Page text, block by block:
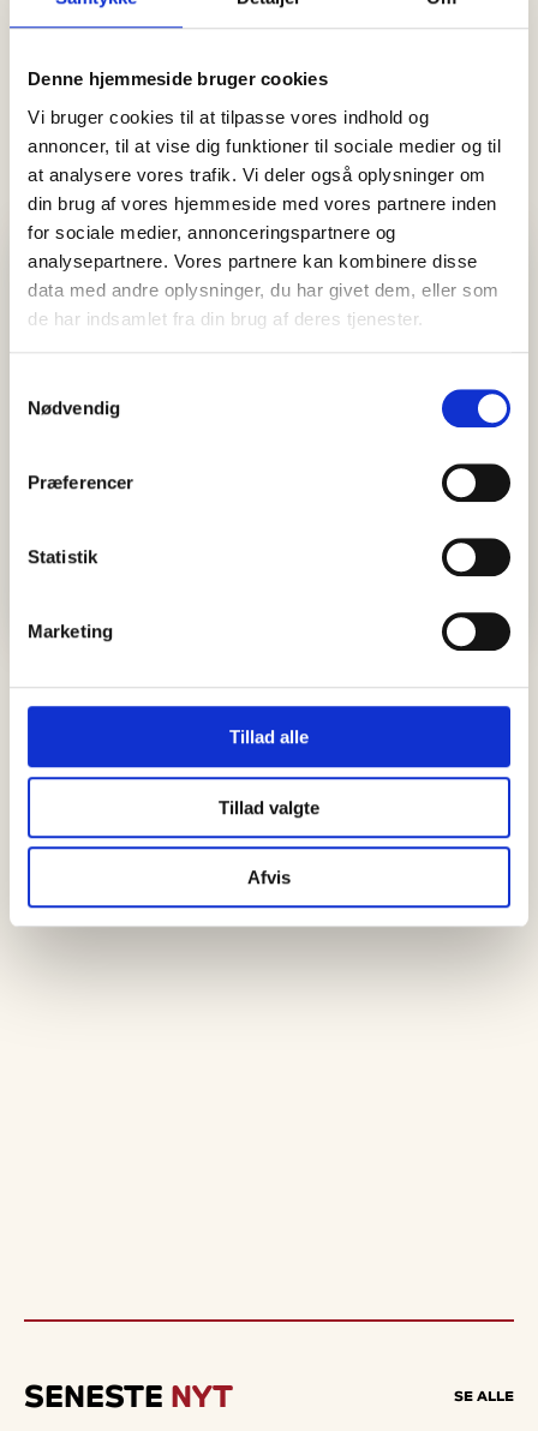
Denne hjemmeside bruger cookies
Vi bruger cookies til at tilpasse vores indhold og
annoncer, til at vise dig funktioner til sociale medier og til
at analysere vores trafik. Vi deler også oplysninger om
din brug af vores hjemmeside med vores partnere inden
for sociale medier, annonceringspartnere og
analysepartnere. Vores partnere kan kombinere disse
data med andre oplysninger, du har givet dem, eller som
de har indsamlet fra din brug af deres tjenester.
Nødvendig
Præferencer
Statistik
Marketing
Tillad alle
Tillad valgte
Afvis
og fra 2008…
EVENTKALENDER
Oplev events i Vendsyssel
SENESTE NYT SE ALLE